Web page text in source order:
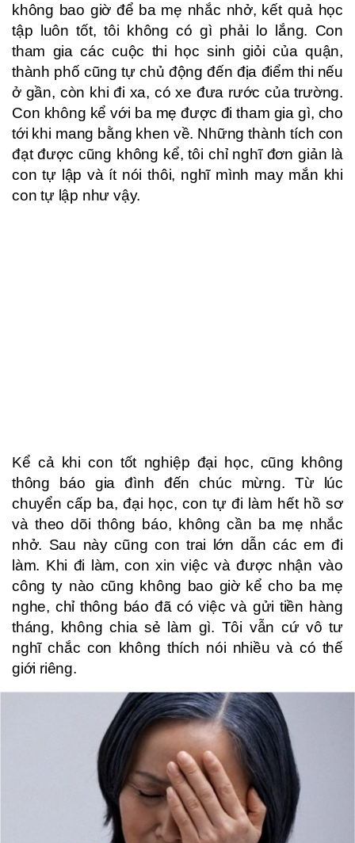
không bao giờ để ba mẹ nhắc nhở, kết quả học
tập luôn tốt, tôi không có gì phải lo lắng. Con
tham gia các cuộc thi học sinh giỏi của quận,
thành phố cũng tự chủ động đến địa điểm thi nếu
ở gần, còn khi đi xa, có xe đưa rước của trường.
Con không kể với ba mẹ được đi tham gia gì, cho
tới khi mang bằng khen về. Những thành tích con
đạt được cũng không kể, tôi chỉ nghĩ đơn giản là
con tự lập và ít nói thôi, nghĩ mình may mắn khi
con tự lập như vậy.
Kể cả khi con tốt nghiệp đại học, cũng không
thông báo gia đình đến chúc mừng. Từ lúc
chuyển cấp ba, đại học, con tự đi làm hết hồ sơ
và theo dõi thông báo, không cần ba mẹ nhắc
nhở. Sau này cũng con trai lớn dẫn các em đi
làm. Khi đi làm, con xin việc và được nhận vào
công ty nào cũng không bao giờ kể cho ba mẹ
nghe, chỉ thông báo đã có việc và gửi tiền hàng
tháng, không chia sẻ làm gì. Tôi vẫn cứ vô tư
nghĩ chắc con không thích nói nhiều và có thế
giới riêng.